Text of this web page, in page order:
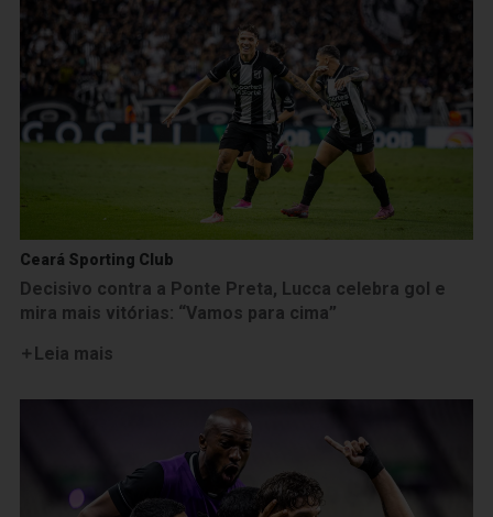
Ceará Sporting Club
Decisivo contra a Ponte Preta, Lucca celebra gol e
mira mais vitórias: “Vamos para cima”
Leia mais